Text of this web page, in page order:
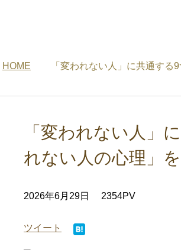
HOME 「変われない人」に共通す
「変われない人」
れない人の心理」
2026年6月29日 2354PV
ツイート